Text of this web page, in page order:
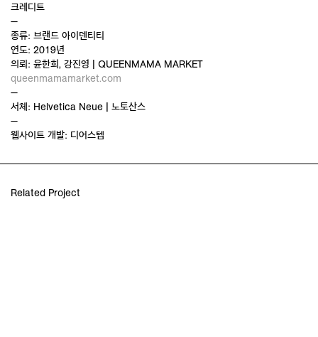
크레디트
—
종류: 브랜드 아이덴티티
연도: 2019년
의뢰: 윤한희, 강진영 | QUEENMAMA MARKET
queenmamamarket.com
—
서체: Helvetica Neue | 노토산스
—
웹사이트 개발: 디어스텝
Related Project